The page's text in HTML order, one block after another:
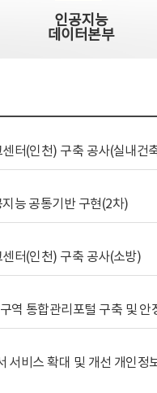
인공지능
데이터본부
터(인천) 구축 공사(실내건
능 공통기반 구현(2차)
터(인천) 구축 공사(소방)
서비스 확대 및 개선 개인정